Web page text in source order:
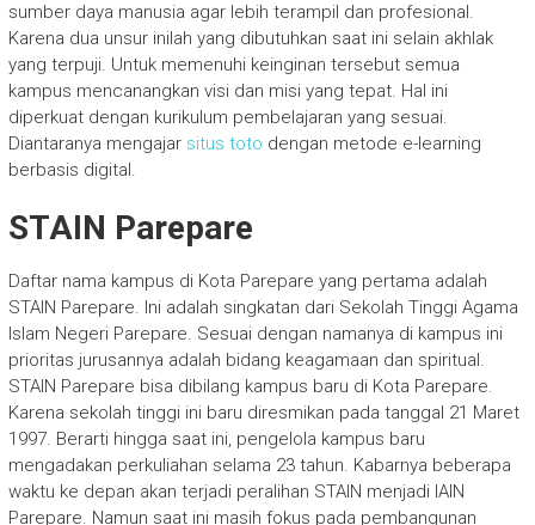
sumber daya manusia agar lebih terampil dan profesional.
Karena dua unsur inilah yang dibutuhkan saat ini selain akhlak
yang terpuji. Untuk memenuhi keinginan tersebut semua
kampus mencanangkan visi dan misi yang tepat. Hal ini
diperkuat dengan kurikulum pembelajaran yang sesuai.
Diantaranya mengajar situs toto dengan metode e-learning
berbasis digital.
STAIN Parepare
Daftar nama kampus di Kota Parepare yang pertama adalah
STAIN Parepare. Ini adalah singkatan dari Sekolah Tinggi Agama
Islam Negeri Parepare. Sesuai dengan namanya di kampus ini
prioritas jurusannya adalah bidang keagamaan dan spiritual.
STAIN Parepare bisa dibilang kampus baru di Kota Parepare.
Karena sekolah tinggi ini baru diresmikan pada tanggal 21 Maret
1997. Berarti hingga saat ini, pengelola kampus baru
mengadakan perkuliahan selama 23 tahun. Kabarnya beberapa
waktu ke depan akan terjadi peralihan STAIN menjadi IAIN
Parepare. Namun saat ini masih fokus pada pembangunan